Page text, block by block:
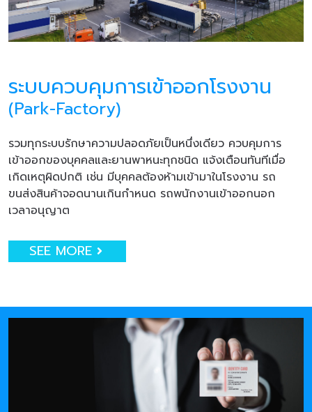
ระบบควบคุมการเข้าออกโรงงาน
(Park-Factory)
รวมทุกระบบรักษาความปลอดภัยเป็นหนึ่งเดียว ควบคุมการ
เข้าออกของบุคคลและยานพาหนะทุกชนิด แจ้งเตือนทันทีเมื่อ
เกิดเหตุผิดปกติ เช่น มีบุคคลต้องห้ามเข้ามาในโรงงาน รถ
ขนส่งสินค้าจอดนานเกินกำหนด รถพนักงานเข้าออกนอก
เวลาอนุญาต
SEE MORE